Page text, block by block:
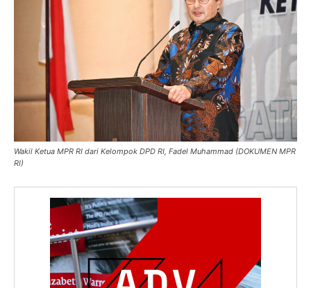
Wakil Ketua MPR RI dari Kelompok DPD RI, Fadel Muhammad (DOKUMEN MPR
RI)